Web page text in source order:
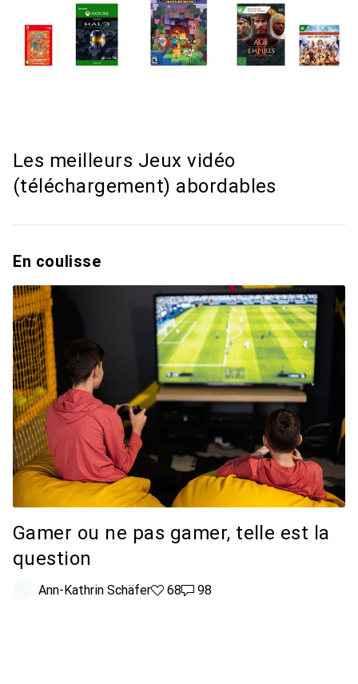
Les meilleurs Jeux vidéo
(téléchargement) abordables
En coulisse
Gamer ou ne pas gamer, telle est la
question
Ann-Kathrin Schäfer68 likes
6898 commentaires
98